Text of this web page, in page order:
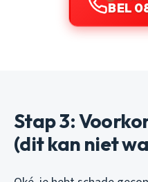
BEL
Stap 3:
(dit kan niet